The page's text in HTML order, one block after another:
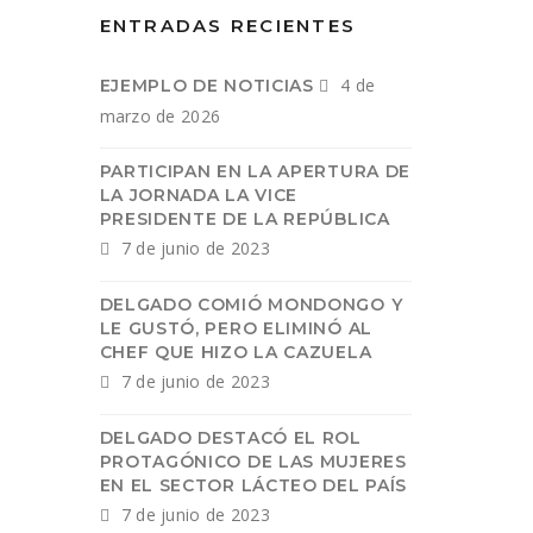
ENTRADAS RECIENTES
EJEMPLO DE NOTICIAS
4 de
marzo de 2026
PARTICIPAN EN LA APERTURA DE
LA JORNADA LA VICE
PRESIDENTE DE LA REPÚBLICA
7 de junio de 2023
DELGADO COMIÓ MONDONGO Y
LE GUSTÓ, PERO ELIMINÓ AL
CHEF QUE HIZO LA CAZUELA
7 de junio de 2023
DELGADO DESTACÓ EL ROL
PROTAGÓNICO DE LAS MUJERES
EN EL SECTOR LÁCTEO DEL PAÍS
7 de junio de 2023